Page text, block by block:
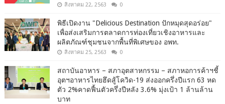
สิงหาคม 22, 2563 0
พิธีเปิดงาน "Delicious Destination ปักหมุดสุดอร่อย"
เพื่อส่งเสริมการตลาดการท่องเที่ยวเชิงอาหารและ
ผลิตภัณฑ์ชุมชนจากพื้นที่พิเศษของ อพท.
สิงหาคม 25, 2563 0
สถาบันอาหาร – สภาอุตสาหกรรม – สภาหอการค้าฯชี้
อุตฯอาหารไทยฮึดสู้โควิด-19 ส่งออกครึ่งปีแรก 63 หด
ตัว 2%คาดฟื้นตัวครึ่งปีหลัง 3.6% มุ่งเป้า 1 ล้านล้าน
บาท